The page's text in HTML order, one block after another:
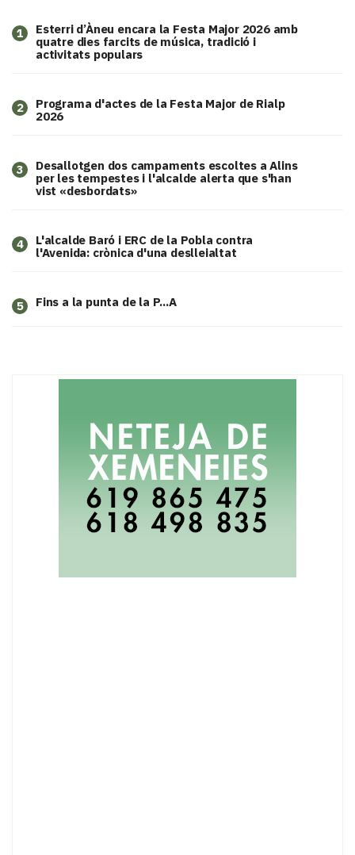
1
Esterri d’Àneu encara la Festa Major 2026 amb
quatre dies farcits de música, tradició i
activitats populars
2
Programa d'actes de la Festa Major de Rialp
2026
3
​Desallotgen dos campaments escoltes a Alins
per les tempestes i l'alcalde alerta que s'han
vist «desbordats»
4
L'alcalde Baró i ERC de la Pobla contra
l'Avenida: crònica d'una deslleialtat
5 Fins a la punta de la P...A